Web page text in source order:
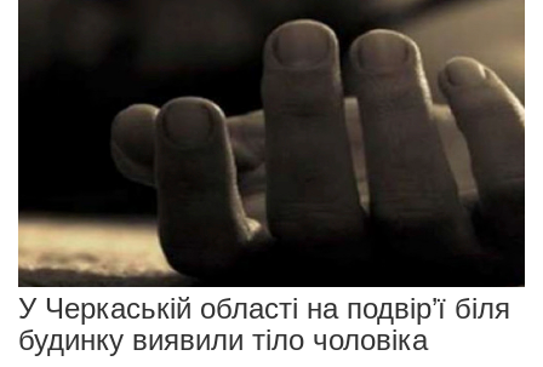
У Черкаській області на подвір’ї біля
будинку виявили тіло чоловіка